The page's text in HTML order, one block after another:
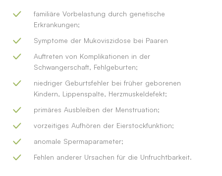
familiäre Vorbelastung durch genetische
Erkrankungen;
Symptome der Mukoviszidose bei Paaren
Auftreten von Komplikationen in der
Schwangerschaft, Fehlgeburten;
niedriger Geburtsfehler bei früher geborenen
Kindern, Lippenspalte, Herzmuskeldefekt;
primäres Ausbleiben der Menstruation;
vorzeitiges Aufhören der Eierstockfunktion;
anomale Spermaparameter;
Fehlen anderer Ursachen für die Unfruchtbarkeit.